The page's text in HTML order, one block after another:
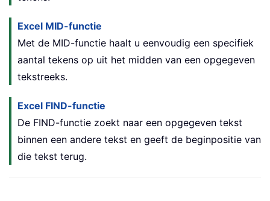
Excel MID-functie
Met de MID-functie haalt u eenvoudig een specifiek
aantal tekens op uit het midden van een opgegeven
tekstreeks.
Excel FIND-functie
De FIND-functie zoekt naar een opgegeven tekst
binnen een andere tekst en geeft de beginpositie van
die tekst terug.